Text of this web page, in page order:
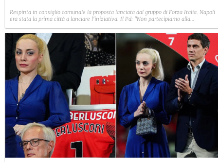
Respinta in consiglio comunale la proposta lanciata dal gruppo di Forza Italia. Napoli
era stata la prima città a lanciare l'iniziativa. Il Pd: "Non partecipiamo alla